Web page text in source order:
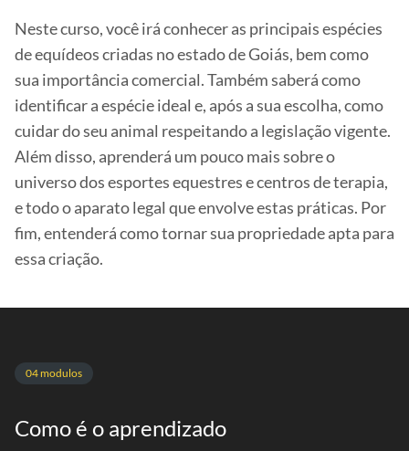
Neste curso, você irá conhecer as principais espécies
de equídeos criadas no estado de Goiás, bem como
sua importância comercial. Também saberá como
identificar a espécie ideal e, após a sua escolha, como
cuidar do seu animal respeitando a legislação vigente.
Além disso, aprenderá um pouco mais sobre o
universo dos esportes equestres e centros de terapia,
e todo o aparato legal que envolve estas práticas. Por
fim, entenderá como tornar sua propriedade apta para
essa criação.
04 modulos
Como é o aprendizado